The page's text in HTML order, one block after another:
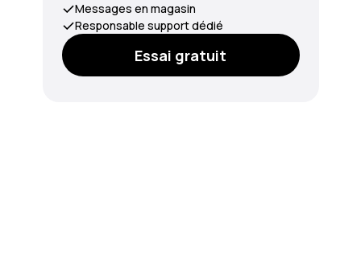
Messages en magasin
Responsable support dédié
Essai gratuit